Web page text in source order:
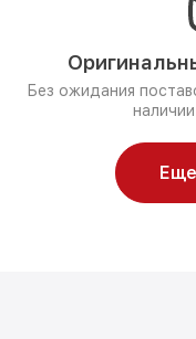
Без ожидания